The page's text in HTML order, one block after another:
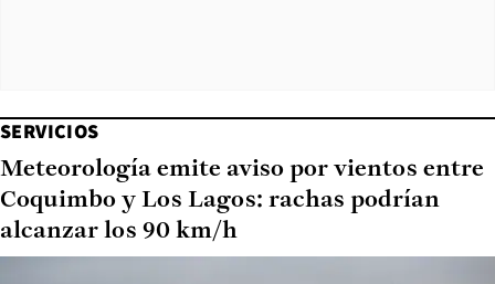
SERVICIOS
Meteorología emite aviso por vientos entre
Coquimbo y Los Lagos: rachas podrían
alcanzar los 90 km/h